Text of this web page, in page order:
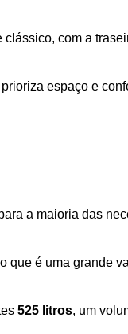
com a
espaço e
a maioria das
que é uma grande
525 litros, um